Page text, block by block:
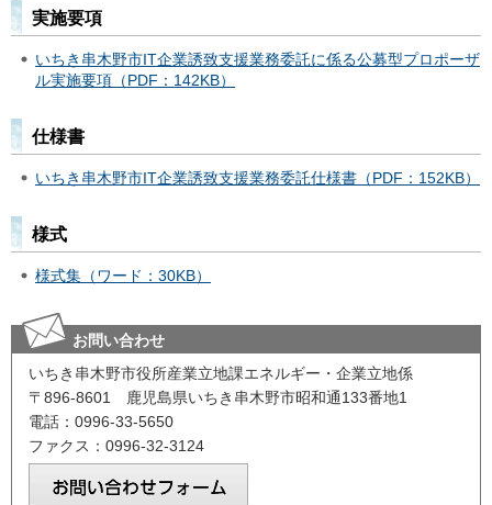
実施要項
いちき串木野市IT企業誘致支援業務委託に係る公募型プロポーザ
ル実施要項（PDF：142KB）
仕様書
いちき串木野市IT企業誘致支援業務委託仕様書（PDF：152KB）
様式
様式集（ワード：30KB）
お問い合わせ
いちき串木野市役所産業立地課エネルギー・企業立地係
〒896-8601 鹿児島県いちき串木野市昭和通133番地1
電話：0996-33-5650
ファクス：0996-32-3124